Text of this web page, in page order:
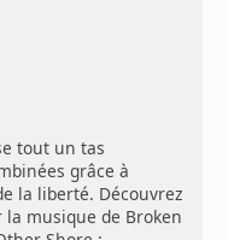
tout un tas
grâce à
la liberté. Découvrez
musique de Broken